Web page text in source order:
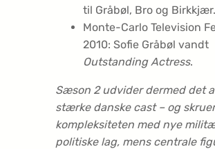
til Gråbøl, Bro og Birkkjær.
Monte-Carlo Television
2010: Sofie Gråbøl vandt
Outstanding Actress.
Sæson 2 udvider dermed det
stærke danske cast – og
kompleksiteten med nye
politiske lag, mens centrale